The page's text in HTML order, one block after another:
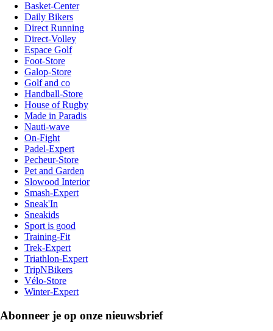
Basket-Center
Daily Bikers
Direct Running
Direct-Volley
Espace Golf
Foot-Store
Galop-Store
Golf and co
Handball-Store
House of Rugby
Made in Paradis
Nauti-wave
On-Fight
Padel-Expert
Pecheur-Store
Pet and Garden
Slowood Interior
Smash-Expert
Sneak'In
Sneakids
Sport is good
Training-Fit
Trek-Expert
Triathlon-Expert
TripNBikers
Vélo-Store
Winter-Expert
Abonneer je op onze nieuwsbrief